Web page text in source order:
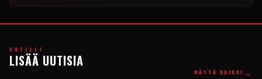
UUTISET
LISÄÄ UUTISIA
NÄYTÄ KAIKKI →